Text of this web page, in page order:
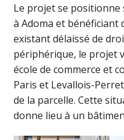
Le projet se
à Adoma et bénéficiant
existant délaissé de
périphérique, le projet
école de commerce et
Paris et Levallois-
de la parcelle. Cette
donne lieu à un